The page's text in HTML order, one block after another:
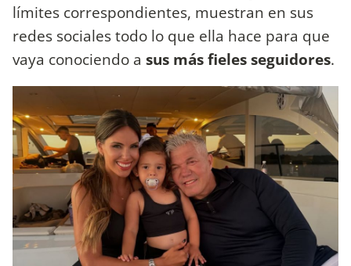
límites correspondientes, muestran en sus
redes sociales todo lo que ella hace para que
vaya conociendo a sus más fieles seguidores.